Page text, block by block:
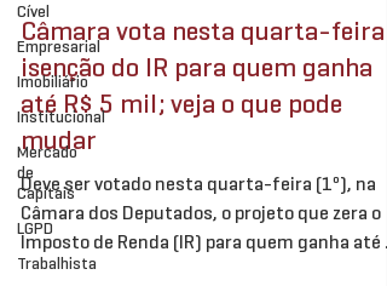
Cível
Empresarial
Imobiliário
Institucional
Mercado
de
Capitais
LGPD
Trabalhista
Câmara vota nesta quarta-feira
isenção do IR para quem ganha
até R$ 5 mil; veja o que pode
mudar
Deve ser votado nesta quarta-feira (1º), na
Câmara dos Deputados, o projeto que zera o
Imposto de Renda (IR) para quem ganha até
5...